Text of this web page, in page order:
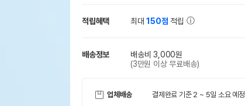
적립혜택 최대150점 적립
배송정보
배송비 3,000원
(3만원 이상 무료배송)
업체배송 결제완료 기준 2 ~ 5일 소요 예정